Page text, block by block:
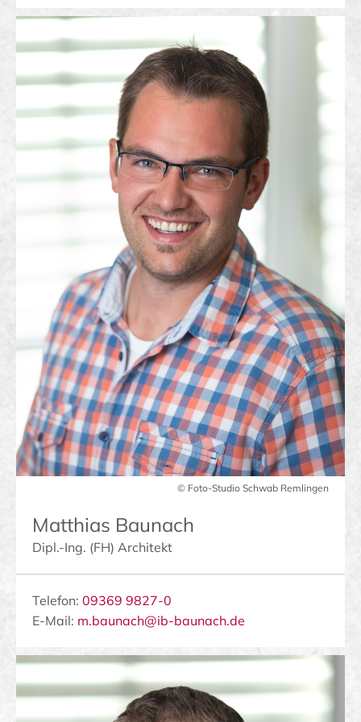
© Foto-Studio Schwab Remlingen
Matthias Baunach
Dipl.-Ing. (FH) Architekt
Telefon: 09369 9827-0
E-Mail: m.baunach@ib-baunach.de